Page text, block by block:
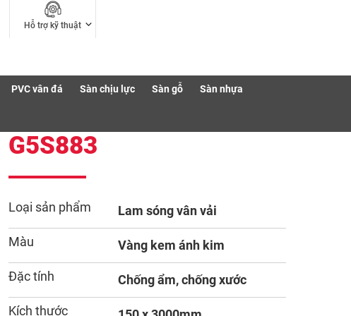
Hỗ trợ kỹ thuật
PVC vân đá Sàn chịu lực Sàn gỗ Sàn nhựa
G5S883
Loại sản phẩm Lam sóng vân vải
Màu Vàng kem ánh kim
Đặc tính Chống ẩm, chống xước
Kích thước